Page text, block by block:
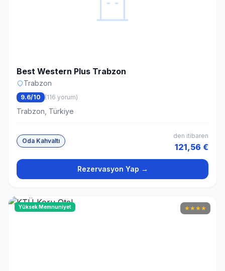
Best Western Plus Trabzon
Trabzon
9.6/10 (116 yorum)
Trabzon, Türkiye
Oda Kahvaltı
den itibaren
121,56 €
Rezervasyon Yap →
Yüksek Memnuniyet ★★★★